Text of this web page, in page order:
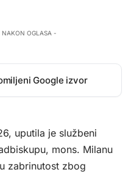
NAKON OGLASA -
Google izvor
uputila je službeni
mons. Milanu
zabrinutost zbog